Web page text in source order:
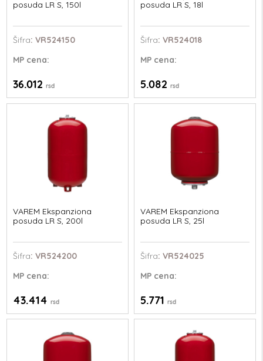
posuda LR S, 150l
Šifra: VR524150
MP cena:
36.012rsd
posuda LR S, 18l
Šifra: VR524018
MPcena:
5.082 rsd
VAREM Ekspanziona
posuda LR S, 200l
Šifra: VR524200
MP cena:
43.414rsd
VAREM Ekspanziona
posuda LR S, 25l
Šifra: VR524025
MPcena:
5.771 rsd